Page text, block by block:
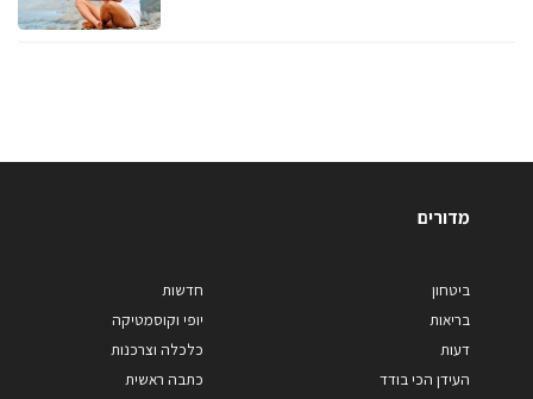
מדורים
ביטחון
בריאות
דעות
העידן הכי בודד
חדשות
יופי וקוסמטיקה
כלכלה וצרכנות
כתבה ראשית